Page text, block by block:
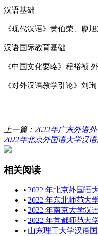
汉语基础
《现代汉语》黄伯荣、廖
汉语国际教育基础
《中国文化要略》程裕祯
《对外汉语教学引论》刘
上一篇： 2022年广东外语
2022年北京外国语大学汉
相关阅读
• 2022 年北京外国语
• 2022 年东北师范大
• 2022 年南京大学汉
• 2022 年首都师范大
• 山东理工大学汉语